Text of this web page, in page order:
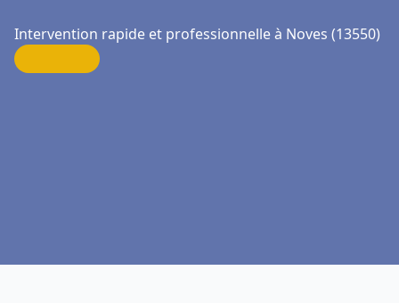
Intervention rapide et professionnelle à Noves (13550)